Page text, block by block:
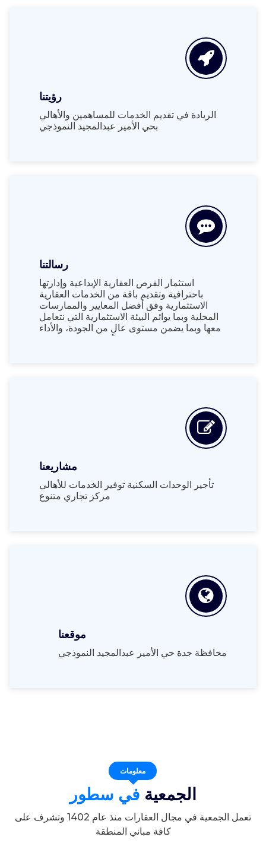
رؤيتنا
الريادة في تقديم الخدمات للمساهمين والأهالي
بحي الأمير عبدالمجيد النموذجي
رسالتنا
استثمار الفرص العقارية الإبداعية وإدارتها
باحترافية وتقديم باقة من الخدمات العقارية
الاستثمارية وفق أفضل المعايير والممارسات
المحلية وبما يوائم البيئة الاستثمارية التي نتعامل
معها وبما يضمن مستوى عالٍ من الجودة، والأداء
مشاريعنا
تأجير الوحدات السكنية توفير الخدمات للأهالي
مركز تجاري متنوع
موقعنا
محافظة جدة حي الأمير عبدالمجيد النموذجي
معلومات
الجمعيةفي سطور
تعمل الجمعية في مجال العقارات منذ عام 1402 وتشرف على
كافة مباني المنطقة